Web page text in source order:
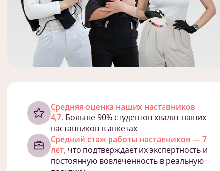
Cредняя оценка наших наставников
4,7. Больше 90% студентов хвалят наших
наставников в анкетах
Средний стаж работы наставников — 7
лет, что подтверждает их экспертность и
постоянную вовлеченность в реальную